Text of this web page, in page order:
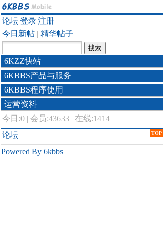
论坛|登录|注册
今日新帖 | 精华帖子
6KZZ快站
6KBBS产品与服务
6KBBS程序使用
运营资料
今日:0 | 会员:43633 | 在线:1414
TOP
论坛
Powered By 6kbbs